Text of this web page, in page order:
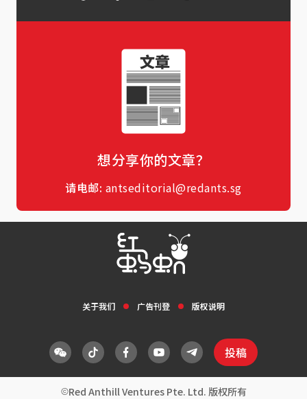
想分享你的文章？
请电邮: antseditorial@redants.sg
关于我们 广告刊登 版权说明
投稿
Red Anthill Ventures Pte. Ltd. 版权所有